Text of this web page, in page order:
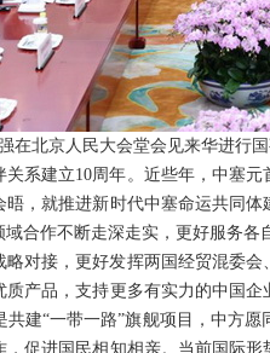
在北京人民大会堂会见来华进行
系建立10周年。近些年，中塞
，就推进新时代中塞命运共同
合作不断走深走实，更好服务各
对接，更好发挥两国经贸混委
产品，支持更多有实力的中国
建“一带一路”旗舰项目，中方
促进国民相知相亲。当前国际